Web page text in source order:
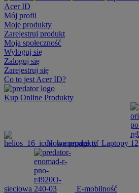
Acer ID
Mój profil
Moje produkty
Zarejestruj produkt
Moja społeczność
Wyloguj się
Zaloguj się
Zarejestruj się
Co to jest Acer ID?
Kup Online Produkty
Nowe produkty Laptopy
sieciowa
E-mobilność